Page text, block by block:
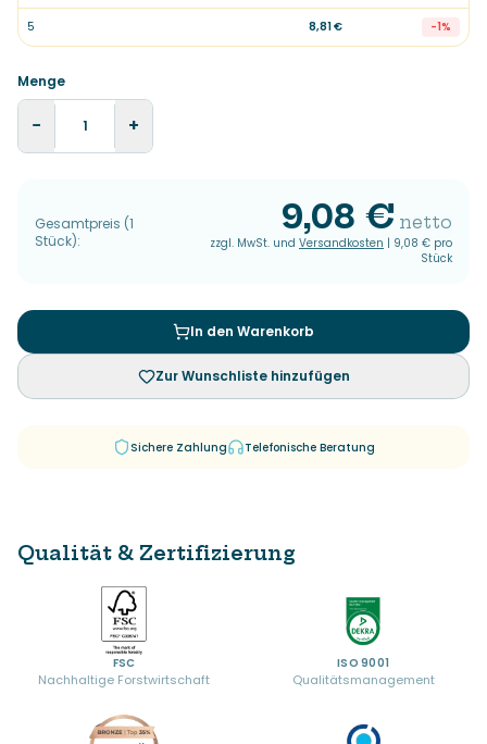
5 8,81 € -1%
Menge
− +
Gesamtpreis (1
Stück):
9,08 € netto
zzgl. MwSt. und Versandkosten | 9,08 € pro
Stück
In den Warenkorb
Zur Wunschliste hinzufügen
Sichere Zahlung Telefonische Beratung
Qualität & Zertifizierung
FSC
Nachhaltige Forstwirtschaft
ISO 9001
Qualitätsmanagement